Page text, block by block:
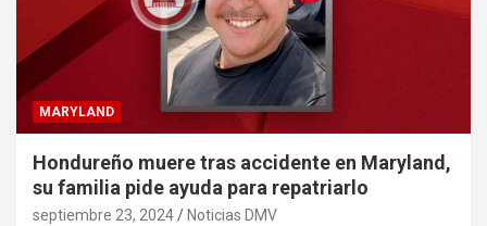
MARYLAND
Hondureño muere tras accidente en Maryland,
su familia pide ayuda para repatriarlo
septiembre 23, 2024 Noticias DMV